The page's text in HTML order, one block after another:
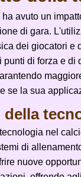
ha avuto un
di gara.
dei giocatori e
punti di forza e di
se la sua
tecnologia nel
di
nuove